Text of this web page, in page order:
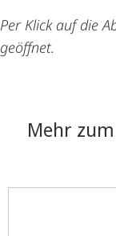
Per Klick auf die
geöffnet.
Mehr